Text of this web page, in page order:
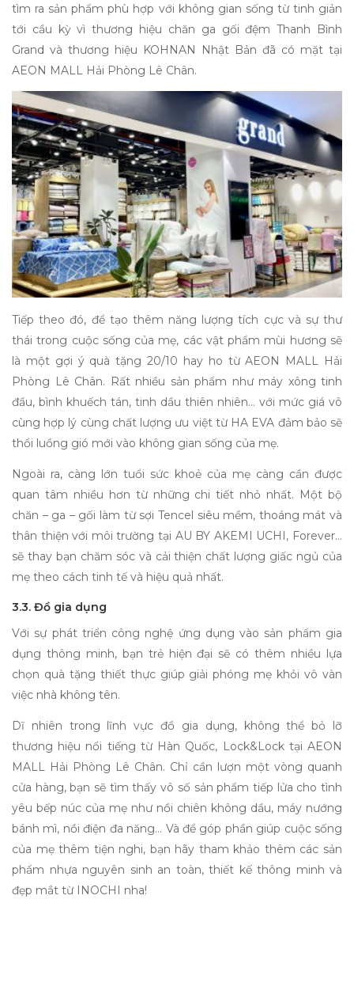
tìm ra sản phẩm phù hợp với không gian sống từ tinh giản
tới cầu kỳ vì thương hiệu chăn ga gối đệm Thanh Bình
Grand và thương hiệu KOHNAN Nhật Bản đã có mặt tại
AEON MALL Hải Phòng Lê Chân.
Tiếp theo đó, để tạo thêm năng lượng tích cực và sự thư
thái trong cuộc sống của mẹ, các vật phẩm mùi hương sẽ
là một gợi ý quà tặng 20/10 hay ho từ AEON MALL Hải
Phòng Lê Chân. Rất nhiều sản phẩm như máy xông tinh
đầu, bình khuếch tán, tinh dầu thiên nhiên… với mức giá vô
cùng hợp lý cùng chất lượng ưu việt từ HA EVA đảm bảo sẽ
thổi luồng gió mới vào không gian sống của mẹ.
Ngoài ra, càng lớn tuổi sức khoẻ của mẹ càng cần được
quan tâm nhiều hơn từ những chi tiết nhỏ nhất. Một bộ
chăn – ga – gối làm từ sợi Tencel siêu mềm, thoáng mát và
thân thiện với môi trường tại AU BY AKEMI UCHI, Forever…
sẽ thay bạn chăm sóc và cải thiện chất lượng giấc ngủ của
mẹ theo cách tinh tế và hiệu quả nhất.
3.3. Đồ gia dụng
Với sự phát triển công nghệ ứng dụng vào sản phẩm gia
dụng thông minh, bạn trẻ hiện đại sẽ có thêm nhiều lựa
chọn quà tặng thiết thựcgiúp giải phóng mẹ khỏi vô vàn
việc nhà không tên.
Dĩ nhiên trong lĩnh vực đồ gia dụng, không thể bỏ lỡ
thương hiệu nổi tiếng từ Hàn Quốc, Lock&Lock tại AEON
MALL Hải Phòng Lê Chân. Chỉ cần lượn một vòng quanh
cửa hàng, bạn sẽ tìm thấy vô số sản phẩm tiếp lửa cho tình
yêu bếp núc của mẹ như nồi chiên không dầu, máy nướng
bánh mì, nồi điện đa năng… Và để góp phần giúp cuộc sống
của mẹ thêm tiện nghi, bạn hãy tham khảo thêm các sản
phẩm nhựa nguyên sinh an toàn, thiết kế thông minh và
đẹp mắt từ INOCHI nha!